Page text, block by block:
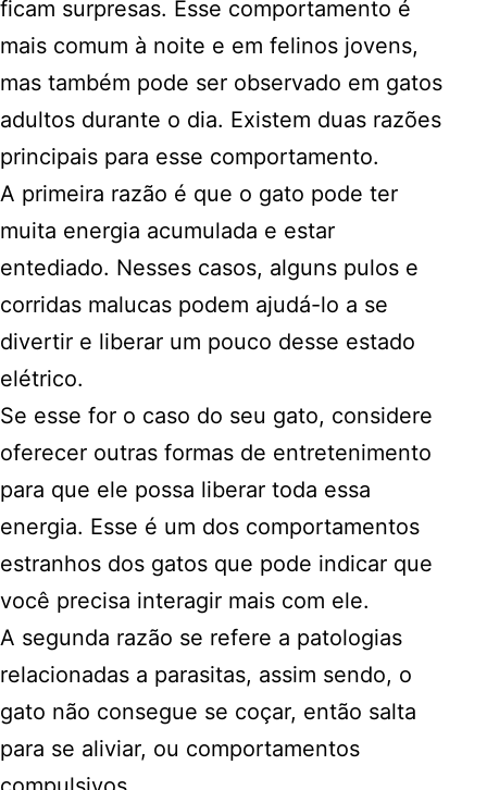
ficam surpresas. Esse comportamento é
mais comum à noite e em felinos jovens,
mas também pode ser observado em gatos
adultos durante o dia. Existem duas razões
principais para esse comportamento.
A primeira razão é que o gato pode ter
muita energia acumulada e estar
entediado. Nesses casos, alguns pulos e
corridas malucas podem ajudá-lo a se
divertir e liberar um pouco desse estado
elétrico.
Se esse for o caso do seu gato, considere
oferecer outras formas de entretenimento
para que ele possa liberar toda essa
energia. Esse é um dos comportamentos
estranhos dos gatos que pode indicar que
você precisa interagir mais com ele.
A segunda razão se refere a patologias
relacionadas a parasitas, assim sendo, o
gato não consegue se coçar, então salta
para se aliviar, ou comportamentos